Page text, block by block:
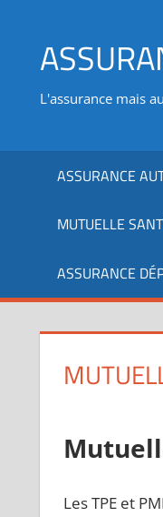
contenu
L'assurance mais
ASSURANCE
MUTUELLE
ASSURANCE
Les TPE et